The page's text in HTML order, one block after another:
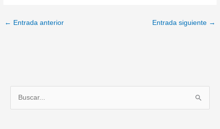
← Entrada anterior Entrada siguiente →